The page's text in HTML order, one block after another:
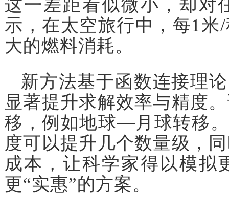
这一差距看似微小，却对
示，在太空旅行中，每1
大的燃料消耗。
新方法基于函数连接理
显著提升求解效率与精度
移，例如地球—月球转移
度可以提升几个数量级，
成本，让科学家得以模拟
更“实惠”的方案。